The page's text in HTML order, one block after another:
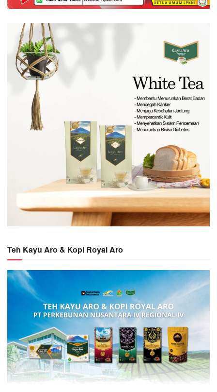
Teh Kayu Aro & Kopi Royal Aro